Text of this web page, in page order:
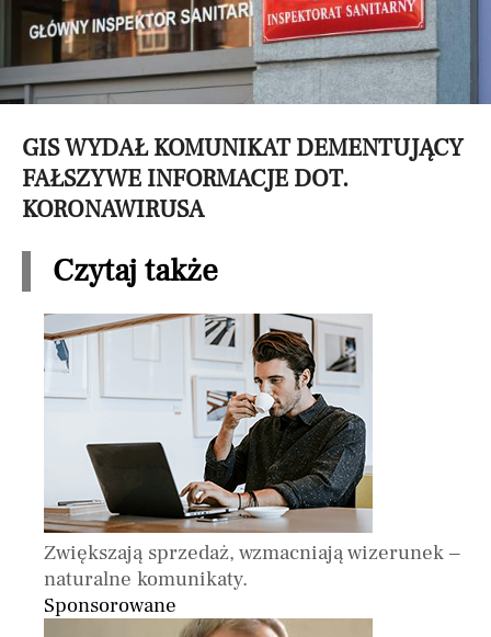
GIS WYDAŁ KOMUNIKAT DEMENTUJĄCY
FAŁSZYWE INFORMACJE DOT.
KORONAWIRUSA
Czytaj także
Zwiększają sprzedaż, wzmacniają wizerunek –
naturalne komunikaty.
Sponsorowane